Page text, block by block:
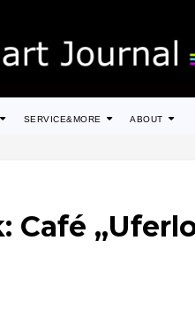
SERVICE&MORE ABOUT
Café